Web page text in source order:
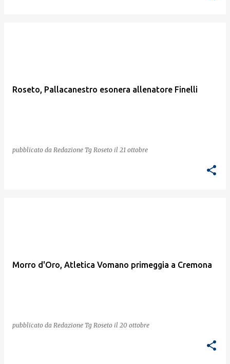
Roseto, Pallacanestro esonera allenatore Finelli
pubblicato da Redazione Tg Roseto il 21 ottobre
Morro d'Oro, Atletica Vomano primeggia a Cremona
pubblicato da Redazione Tg Roseto il 20 ottobre